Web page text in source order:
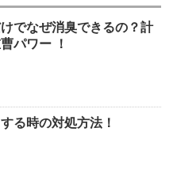
でなぜ消臭できるの？計
パワー ！
る時の対処方法！